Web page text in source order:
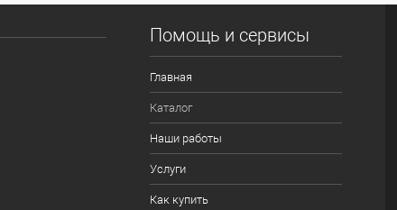
Помощь и сервисы
Главная
Каталог
Наши работы
Услуги
Как купить